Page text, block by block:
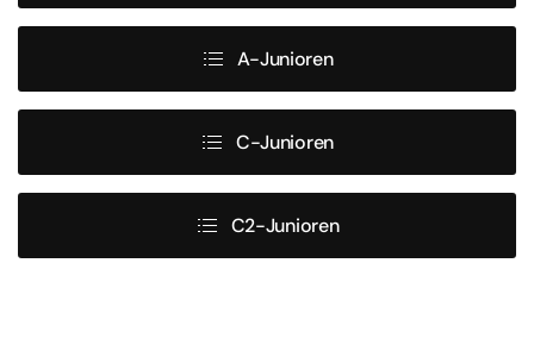
A-Junioren
C-Junioren
C2-Junioren